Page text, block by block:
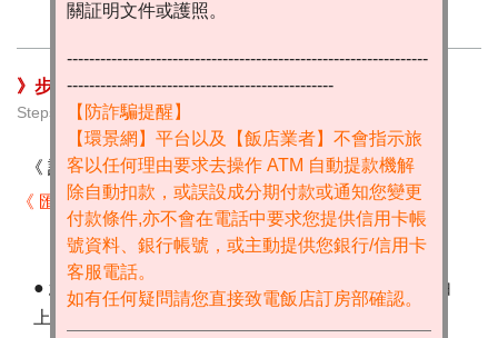
關証明文件或護照。
-----------------------------------------------------------------
------------------------------------------------
【防詐騙提醒】
【環景網】平台以及【飯店業者】不會指示旅
客以任何理由要求去操作 ATM 自動提款機解
除自動扣款，或誤設成分期付款或通知您變更
付款條件,亦不會在電話中要求您提供信用卡帳
號資料、銀行帳號，或主動提供您銀行/信用卡
客服電話。
如有任何疑問請您直接致電飯店訂房部確認。
》步驟2. 選擇到達日期,到達時間及付款方式
Steps 2. Check in Date, Arrival Time & Payments
《 匯率換算器 / Universal Currency Converter 》
● 您到達的時間 :
( 請由
上方月曆選擇住宿日期 )